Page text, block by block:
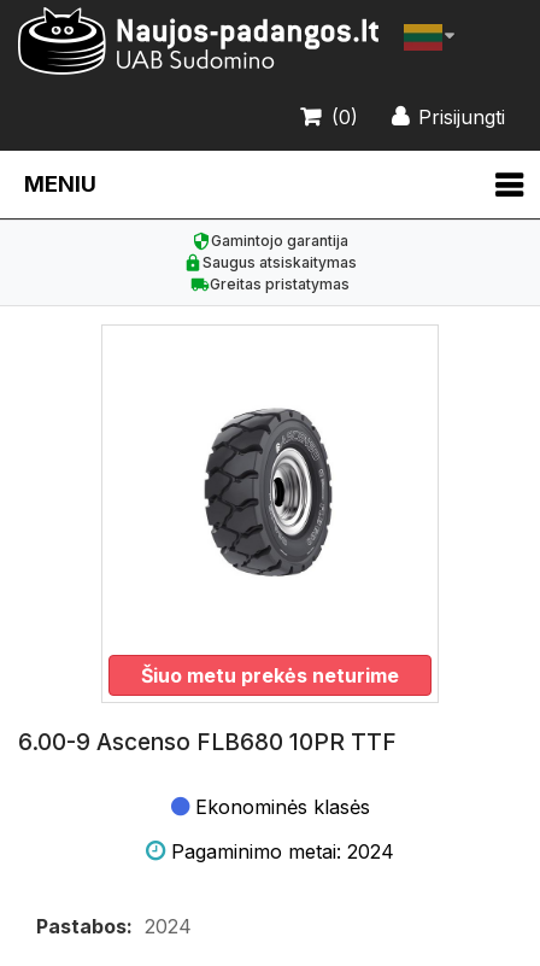
Prisijungti
(0)
MENIU
Gamintojo garantija
Saugus atsiskaitymas
Greitas pristatymas
Šiuo metu prekės neturime
6.00-9 Ascenso FLB680 10PR TTF
Ekonominės klasės
Pagaminimo metai: 2024
Pastabos: 2024